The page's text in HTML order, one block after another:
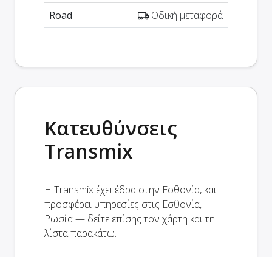
Road
Οδική μεταφορά
Κατευθύνσεις
Transmix
Η Transmix έχει έδρα στην Εσθονία, και
προσφέρει υπηρεσίες στις Εσθονία,
Ρωσία — δείτε επίσης τον χάρτη και τη
λίστα παρακάτω.